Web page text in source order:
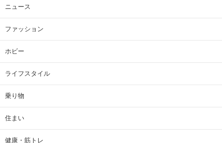
ニュース
ファッション
ホビー
ライフスタイル
乗り物
住まい
健康・筋トレ